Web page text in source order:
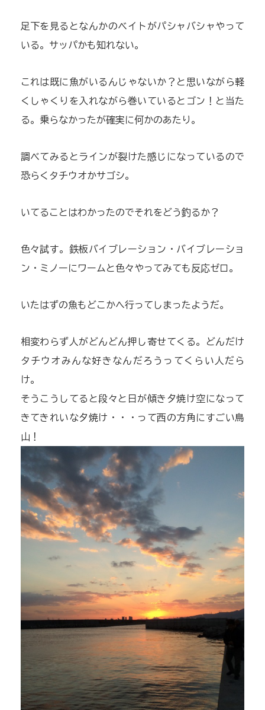
足下を見るとなんかのベイトがパシャバシャやって
いる。サッパかも知れない。
これは既に魚がいるんじゃないか？と思いながら軽
くしゃくりを入れながら巻いているとゴン！と当た
る。乗らなかったが確実に何かのあたり。
調べてみるとラインが裂けた感じになっているので
恐らくタチウオかサゴシ。
いてることはわかったのでそれをどう釣るか？
色々試す。鉄板バイブレーション・バイブレーショ
ン・ミノーにワームと色々やってみても反応ゼロ。
いたはずの魚もどこかへ行ってしまったようだ。
相変わらず人がどんどん押し寄せてくる。どんだけ
タチウオみんな好きなんだろうってくらい人だら
け。
そうこうしてると段々と日が傾き夕焼け空になって
きてきれいな夕焼け・・・って西の方角にすごい鳥
山！